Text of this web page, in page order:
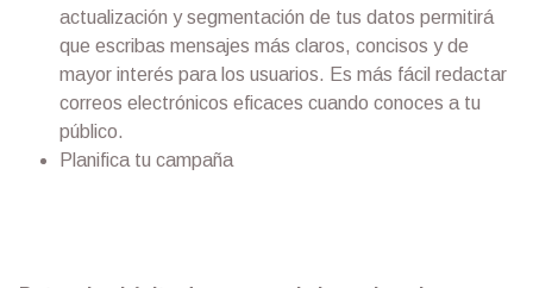
actualización y segmentación de tus datos permitirá
que escribas mensajes más claros, concisos y de
mayor interés para los usuarios. Es más fácil redactar
correos electrónicos eficaces cuando conoces a tu
público.
Planifica tu campaña